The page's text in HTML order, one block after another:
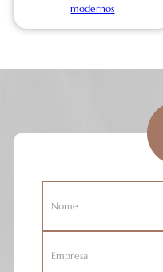
modernos